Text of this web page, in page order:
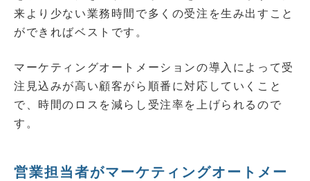
来より少ない業務時間で多くの受注を生み出すこと
ができればベストです。
マーケティングオートメーションの導入によって受
注見込みが高い顧客がら順番に対応していくこと
で、時間のロスを減らし受注率を上げられるので
す。
営業担当者がマーケティングオートメー